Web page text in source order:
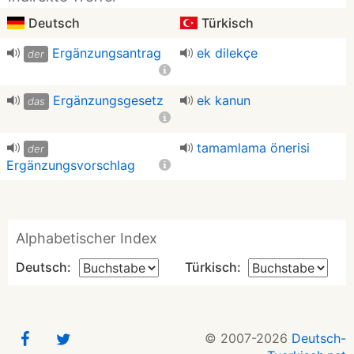
Deutsch Türkisch
der Ergänzungsantrag ek dilekçe
das Ergänzungsgesetz ek kanun
der
Ergänzungsvorschlag
tamamlama önerisi
Alphabetischer Index
Deutsch: Türkisch:
© 2007-2026 Deutsch-